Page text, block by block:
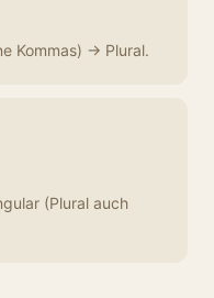
Kommas) → Plural.
(Plural auch